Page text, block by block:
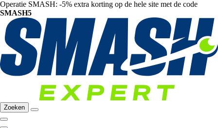
Operatie SMASH: -5% extra korting op de hele site met de code
SMASH5
Zoeken